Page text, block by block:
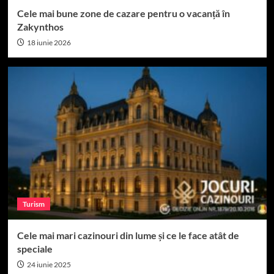
Cele mai bune zone de cazare pentru o vacanță în
Zakynthos
18 iunie 2026
Turism
Cele mai mari cazinouri din lume și ce le face atât de
speciale
24 iunie 2025